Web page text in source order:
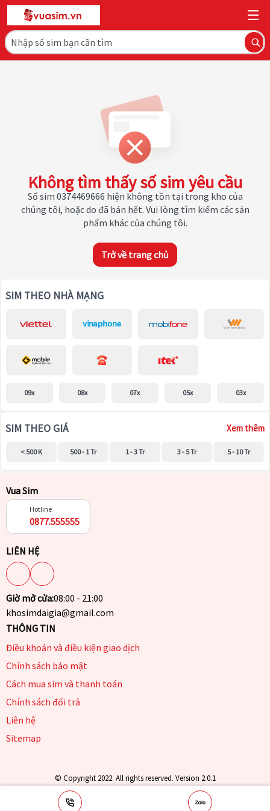
Không tìm thấy số sim yêu cầu
Số sim 0374469666 hiện không tồn tại trong kho của
chúng tôi, hoặc do đã bán hết. Vui lòng tìm kiếm các sản
phẩm khác của chúng tôi.
Trở về trang chủ
SIM THEO NHÀ MẠNG
09x 08x 07x 05x 03x
SIM THEO GIÁ Xem thêm
< 500 K 500 - 1 Tr 1 - 3 Tr 3 - 5 Tr 5 - 10 Tr
Vua Sim
Hotline
0877.555555
LIÊN HỆ
Giờ mở cửa:08:00 - 21:00
khosimdaigia@gmail.com
THÔNG TIN
Điều khoản và điều kiện giao dịch
Chính sách bảo mật
Cách mua sim và thanh toán
Chính sách đổi trả
Liên hệ
Sitemap
© Copyright 2022. All rights reserved. Version 2.0.1